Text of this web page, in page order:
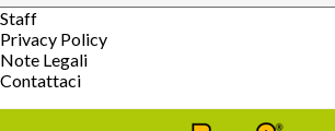
Staff
Privacy Policy
Note Legali
Contattaci